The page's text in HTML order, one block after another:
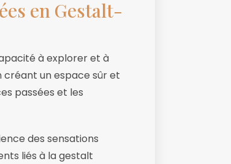
en Gestalt-
à explorer et à
un espace sûr et
passées et les
des sensations
liés à la gestalt